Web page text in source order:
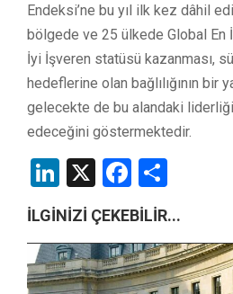
Endeksi’ne bu yıl ilk kez dâhil
bölgede ve 25 ülkede Global En
İyi İşveren statüsü kazanması,
hedeflerine olan bağlılığının bir
gelecekte de bu alandaki
edeceğini göstermektedir.
LinkedIn
X Facebook
İLGİNİZİ ÇEKEBİLİR...